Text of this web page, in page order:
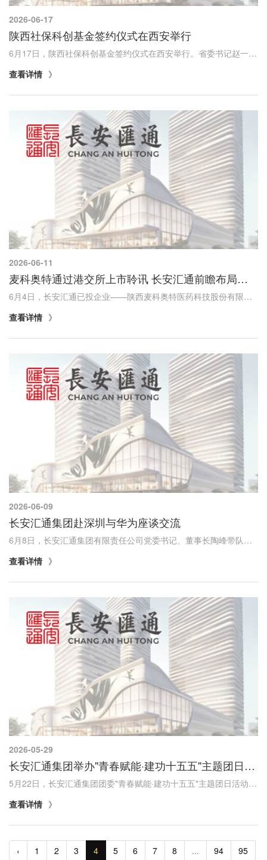
2026-06-17
陕西社保科创基金签约仪式在西安举行
6月17日，陕西社保科创基金签约仪式在西安举行。省委书记赵一德、省长赵刚与财政部党组成员、全国社保基金理事会理事长刘昆，中国银行党委书记、董事长葛海蛟共同见证签约，并为陕西社保科创基金揭牌。陕西社保科创基金是服务国家战略和陕西经济高质量发...
查看详情
2026-06-11
麦科奥特通过港交所上市聆讯 长安汇通前瞻布局结出硕果
6月4日，长安汇通已投企业——陕西麦科奥特医药科技股份有限公司（以下简称"麦科奥特"）顺利通过港交所主板上市聆讯，将成为西北地区首家适用18A规则登陆港股的创新药企业，也是陕西省第16家港股上市公司。麦科奥特成立于2007年，由原西安交通大学医学院...
查看详情
2026-06-09
长安汇通集团赴深圳与华为座谈交流
6月8日，长安汇通集团有限责任公司党委书记、董事长陶峰带队赴深圳拜访华为公司，与华为相关负责人围绕产业投资及科创生态共建深入交流，洽谈合作方向。未来，长安汇通将持续发挥省属国资运营公司和省级科技金融平台作用，坚持产融结合、以融促产不动摇，...
查看详情
2026-05-29
长安汇通集团举办"青春赋能·建功十五五"主题团日活动
5月22日，长安汇通集团团委"青春赋能·建功十五五"主题团日活动在秦创原金融中心举行，集团系统20余名青年员工代表参加活动。本次活动设置集体学习、"创读汇"读书分享和"资本青年说"圆桌研讨三个环节，以青年为主体，以学习交流为主线，引导青年员工在阅...
查看详情
‹ 1 2 3 4 5 6 7 8 ... 94 95